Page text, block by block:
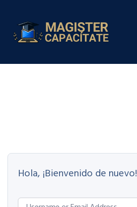
Hola, ¡Bienvenido de nuevo!